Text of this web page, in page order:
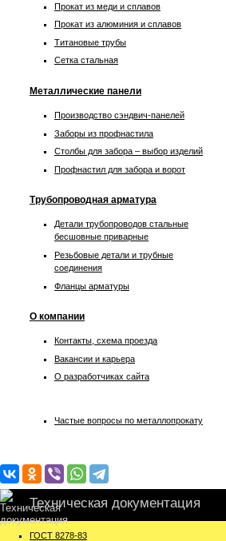
Прокат из меди и сплавов
Прокат из алюминия и сплавов
Титановые трубы
Сетка стальная
Металлические панели
Производство сэндвич-панелей
Заборы из профнастила
Столбы для забора – выбор изделий
Профнастил для забора и ворот
Трубопроводная арматура
Детали трубопроводов стальные
бесшовные приварные
Резьбовые детали и трубные
соединения
Фланцы арматуры
О компании
Контакты, схема проезда
Вакансии и карьера
О разработчиках сайта
Частые вопросы по металлопрокату
Техническая документация
ГОСТ 8278-83